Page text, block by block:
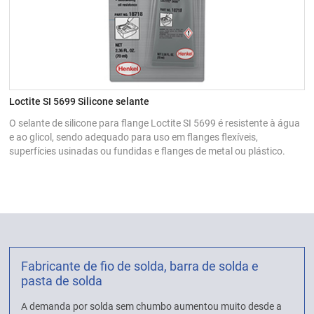
Loctite SI 5699 Silicone selante
O selante de silicone para flange Loctite SI 5699 é resistente à água
e ao glicol, sendo adequado para uso em flanges flexíveis,
superfícies usinadas ou fundidas e flanges de metal ou plástico.
Fabricante de fio de solda, barra de solda e
pasta de solda
A demanda por solda sem chumbo aumentou muito desde a